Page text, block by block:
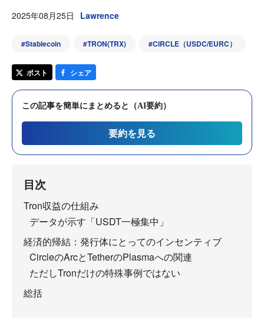
2025年08月25日 Lawrence
#Stablecoin #TRON(TRX) #CIRCLE（USDC/EURC）
ポスト シェア
この記事を簡単にまとめると（AI要約）
要約を見る
目次
Tron収益の仕組み
データが示す「USDT一極集中」
経済的帰結：発行体にとってのインセンティブ
CircleのArcとTetherのPlasmaへの関連
ただしTronだけの特殊事例ではない
総括